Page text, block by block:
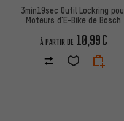
3min19sec Outil Lockring
Moteurs d'E-Bike de Bosch
À PARTIR DE 10,99€